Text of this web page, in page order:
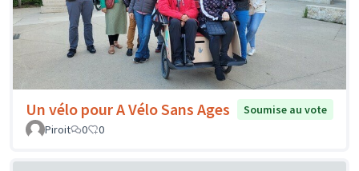
Un vélo pour A Vélo Sans Ages
Soumise au vote
Piroit
0 0